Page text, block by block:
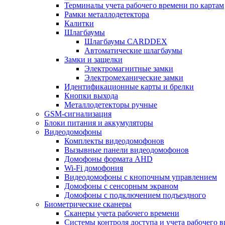
Терминалы учета рабочего времени по картам
Рамки металлодетектора
Калитки
Шлагбаумы
Шлагбаумы CARDDEX
Автоматические шлагбаумы
Замки и защелки
Электромагнитные замки
Электромеханические замки
Идентификационные карты и брелки
Кнопки выхода
Металлодетекторы ручные
GSM-сигнализация
Блоки питания и аккумуляторы
Видеодомофоны
Комплекты видеодомофонов
Вызывные панели видеодомофонов
Домофоны формата AHD
Wi-Fi домофония
Видеодомофоны с кнопочным управлением
Домофоны с сенсорным экраном
Домофоны с подключением подъездного
Биометрические сканеры
Сканеры учета рабочего времени
Системы контроля доступа и учета рабочего